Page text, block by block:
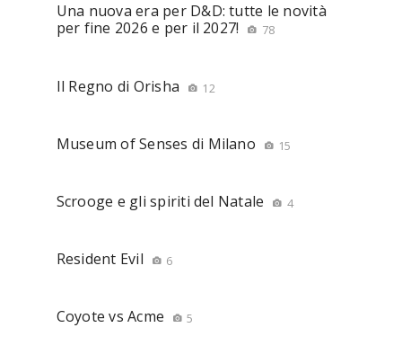
Una nuova era per D&D: tutte le novità
per fine 2026 e per il 2027!
78
Il Regno di Orisha 12
Museum of Senses di Milano 15
Scrooge e gli spiriti del Natale 4
Resident Evil 6
Coyote vs Acme 5